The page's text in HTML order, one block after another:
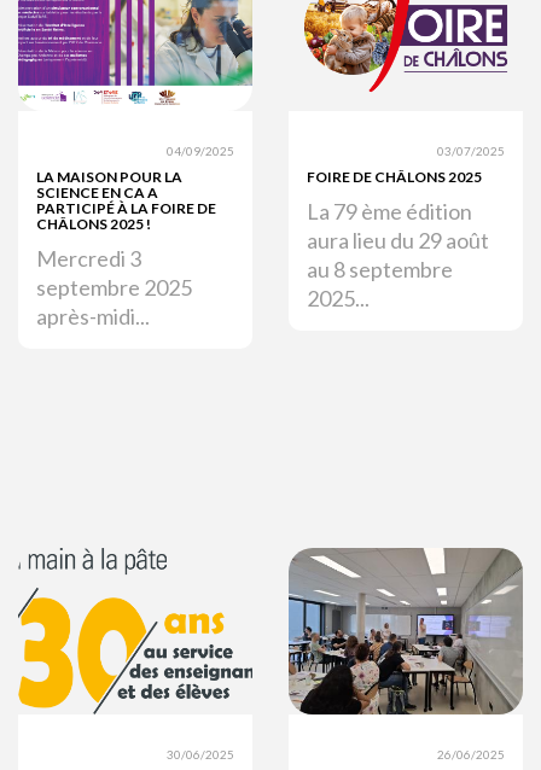
04/09/2025
LA MAISON POUR LA
SCIENCE EN CA A
PARTICIPÉ À LA FOIRE DE
CHÂLONS 2025 !
Mercredi 3
septembre 2025
après-midi...
03/07/2025
FOIRE DE CHÂLONS 2025
La 79 ème édition
aura lieu du 29 août
au 8 septembre
2025...
30/06/2025 26/06/2025